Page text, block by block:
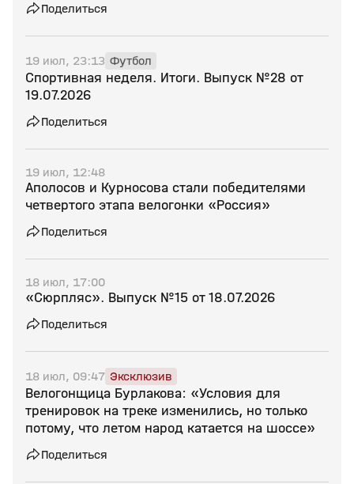
Поделиться
19 июл, 23:13 Футбол
Спортивная неделя. Итоги. Выпуск №28 от
19.07.2026
Поделиться
19 июл, 12:48
Аполосов и Курносова стали победителями
четвертого этапа велогонки «Россия»
Поделиться
18 июл, 17:00
«Сюрпляс». Выпуск №15 от 18.07.2026
Поделиться
18 июл, 09:47 Эксклюзив
Велогонщица Бурлакова: «Условия для
тренировок на треке изменились, но только
потому, что летом народ катается на шоссе»
Поделиться